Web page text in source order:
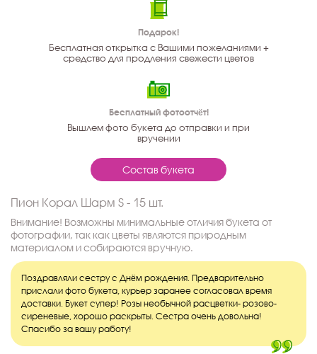
Подарок!
Бесплатная открытка с Вашими пожеланиями +
средство для продления свежести цветов
Бесплатный фотоотчёт!
Вышлем фото букета до отправки и при
вручении
Состав букета
Пион Корал Шарм S - 15 шт.
Внимание! Возможны минимальные отличия букета от
фотографии, так как цветы являются природным
материалом и собираются вручную.
Поздравляли сестру с Днём рождения. Предварительно
прислали фото букета, курьер заранее согласовал время
доставки. Букет супер! Розы необычной расцветки- розово-
сиреневые, хорошо раскрыты. Сестра очень довольна!
Спасибо за вашу работу!